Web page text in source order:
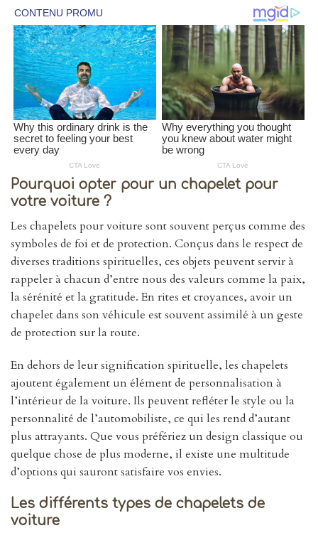
Pourquoi opter pour un chapelet pour
votre voiture ?
Les chapelets pour voiture sont souvent perçus comme des
symboles de foi et de protection. Conçus dans le respect de
diverses traditions spirituelles, ces objets peuvent servir à
rappeler à chacun d’entre nous des valeurs comme la paix,
la sérénité et la gratitude. En rites et croyances, avoir un
chapelet dans son véhicule est souvent assimilé à un geste
de protection sur la route.
En dehors de leur signification spirituelle, les chapelets
ajoutent également un élément de personnalisation à
l’intérieur de la voiture. Ils peuvent refléter le style ou la
personnalité de l’automobiliste, ce qui les rend d’autant
plus attrayants. Que vous préfériez un design classique ou
quelque chose de plus moderne, il existe une multitude
d’options qui sauront satisfaire vos envies.
Les différents types de chapelets de
voiture